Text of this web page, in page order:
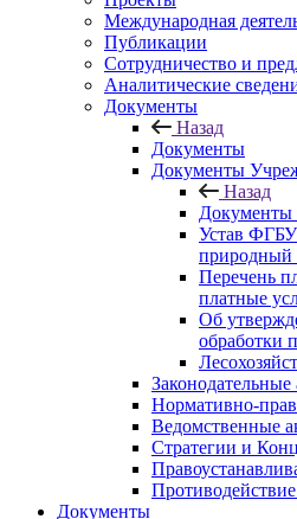
Международная
Публикации
Сотрудничество и
Аналитические
Документы
Назад
Документы
Документы
Назад
Документы
Устав ФГБУ
природный
Перечень
платные
Об
обработки
Законодательные
Нормативно-
Ведомственные
Стратегии и
Документы